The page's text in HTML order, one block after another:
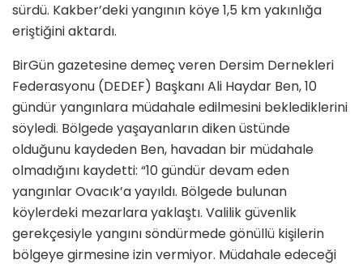
sürdü. Kakber’deki yangının köye 1,5 km yakınlığa
eriştiğini aktardı.
BirGün gazetesine demeç veren Dersim Dernekleri
Federasyonu (DEDEF) Başkanı Ali Haydar Ben, 10
gündür yangınlara müdahale edilmesini beklediklerini
söyledi. Bölgede yaşayanların diken üstünde
olduğunu kaydeden Ben, havadan bir müdahale
olmadığını kaydetti: “10 gündür devam eden
yangınlar Ovacık’a yayıldı. Bölgede bulunan
köylerdeki mezarlara yaklaştı. Valilik güvenlik
gerekçesiyle yangını söndürmede gönüllü kişilerin
bölgeye girmesine izin vermiyor. Müdahale edeceği